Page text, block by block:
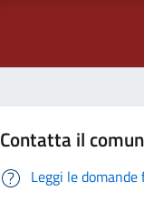
Contatta il
Leggi le